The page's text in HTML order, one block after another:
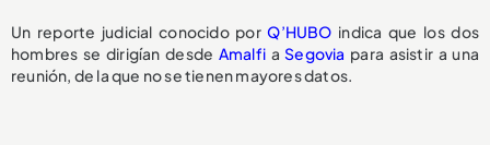
Un reporte judicial conocido porQ’HUBO indica que los dos
hombres se dirigían desde Amalfi aSegovia para asistir a una
reunión, de la que no se tienen mayores datos.